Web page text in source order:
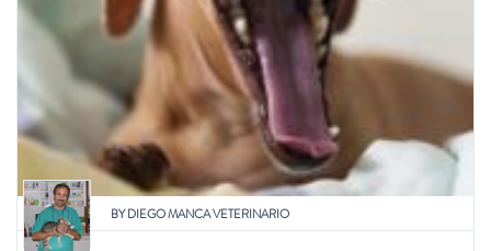
BYDIEGO MANCA VETERINARIO